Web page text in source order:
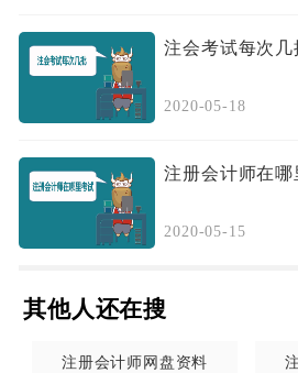
注会考试每次几
2020-05-18
注册会计师在哪
2020-05-15
其他人还在搜
注册会计师网盘资料